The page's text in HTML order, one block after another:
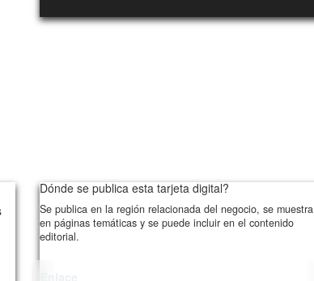
Dónde se publica esta tarjeta digital?
Se publica en la región relacionada del negocio, se muestra
en páginas temáticas y se puede incluir en el contenido
editorial.